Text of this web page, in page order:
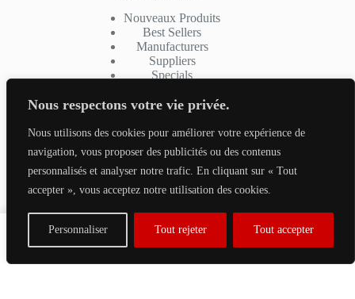
Nous respectons votre vie privée.
Nous utilisons des cookies pour améliorer votre expérience de
navigation, vous proposer des publicités ou des contenus
personnalisés et analyser notre trafic. En cliquant sur « Tout
accepter », vous acceptez notre utilisation des cookies.
Personnaliser Tout rejeter Tout accepter
Nouveaux Produits
Best Sellers
Manufacturers
Suppliers
Specials
Contactez-nous
Téléphone: (+33) 01 43 00 84 60
📍 14 Avenue du Dauphiné – Centre Commercial Les
Fauvettes, 93330 Neuilly-sur-Marne
Accueil
0
Panier Recherche